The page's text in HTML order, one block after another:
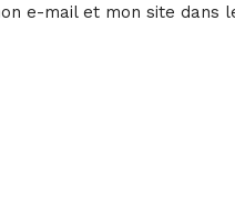
e-mail et mon site dans